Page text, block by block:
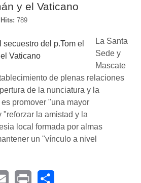
y el Vaticano
Hits: 789
La Santa
Sede y
Mascate
de plenas relaciones
de la nunciatura y la
promover "una mayor
la amistad y la
local formada por almas
un "vínculo a nivel